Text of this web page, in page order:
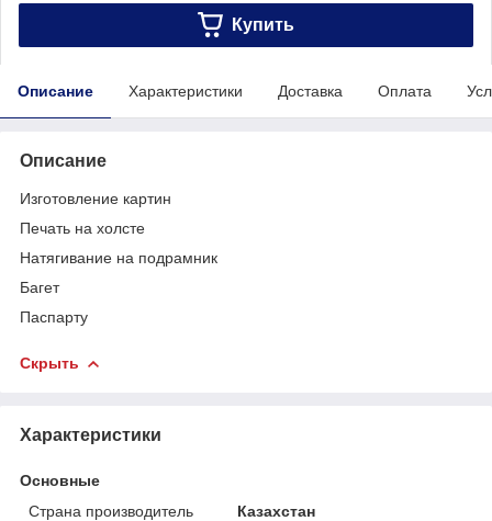
Купить
Описание Характеристики Доставка Оплата
Описание
Изготовление картин
Печать на холсте
Натягивание на подрамник
Багет
Паспарту
Скрыть
Характеристики
Основные
Страна производитель
Казахстан